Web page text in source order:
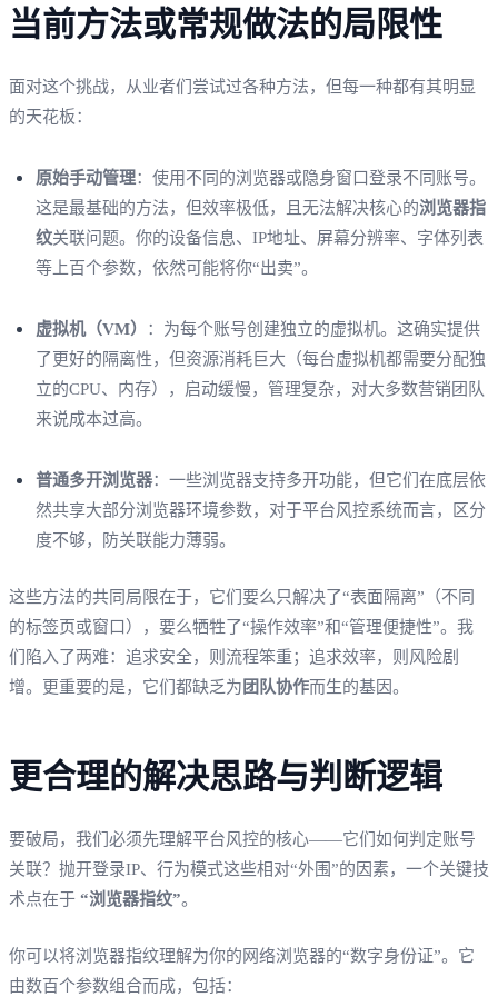
当前方法或常规做法的局限性
面对这个挑战，从业者们尝试过各种方法，但每一种都有其明显
的天花板：
原始手动管理：使用不同的浏览器或隐身窗口登录不同账号。
这是最基础的方法，但效率极低，且无法解决核心的浏览器指
纹关联问题。你的设备信息、IP地址、屏幕分辨率、字体列表
等上百个参数，依然可能将你“出卖”。
虚拟机（VM）
：为每个账号创建独立的虚拟机。这确实提供
了更好的隔离性，但资源消耗巨大（每台虚拟机都需要分配独
立的CPU、内存），启动缓慢，管理复杂，对大多数营销团队
来说成本过高。
普通多开浏览器：一些浏览器支持多开功能，但它们在底层依
然共享大部分浏览器环境参数，对于平台风控系统而言，区分
度不够，防关联能力薄弱。
这些方法的共同局限在于，它们要么只解决了“表面隔离”（不同
的标签页或窗口），要么牺牲了“操作效率”和“管理便捷性”。我
们陷入了两难：追求安全，则流程笨重；追求效率，则风险剧
增。更重要的是，它们都缺乏为 团队协作而生的基因。
更合理的解决思路与判断逻辑
要破局，我们必须先理解平台风控的核心——它们如何判定账号
关联？抛开登录IP、行为模式这些相对“外围”的因素，一个关键技
术点在于 “浏览器指纹”。
你可以将浏览器指纹理解为你的网络浏览器的“数字身份证”。它
由数百个参数组合而成，包括：